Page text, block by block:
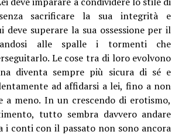
sacrificare la sua integrità e
deve superare la sua ossessione per il
alle spalle i tormenti che
Le cose tra di loro evolvono
diventa sempre più sicura di sé e
ad affidarsi a lei, fino a non
a meno. In un crescendo di erotismo,
tutto sembra davvero andare
i conti con il passato non sono ancora